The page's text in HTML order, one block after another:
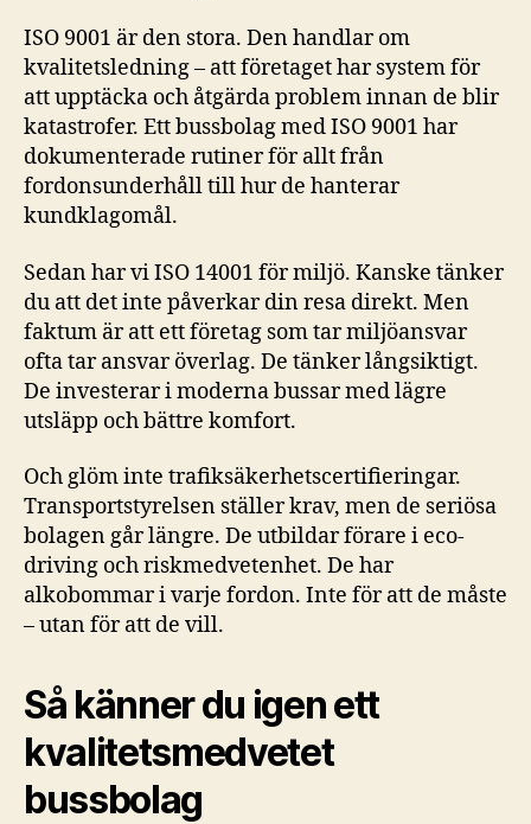
ISO 9001 är den stora. Den handlar om
kvalitetsledning – att företaget har system för
att upptäcka och åtgärda problem innan de blir
katastrofer. Ett bussbolag med ISO 9001 har
dokumenterade rutiner för allt från
fordonsunderhåll till hur de hanterar
kundklagomål.
Sedan har vi ISO 14001 för miljö. Kanske tänker
du att det inte påverkar din resa direkt. Men
faktum är att ett företag som tar miljöansvar
ofta tar ansvar överlag. De tänker långsiktigt.
De investerar i moderna bussar med lägre
utsläpp och bättre komfort.
Och glöm inte trafiksäkerhetscertifieringar.
Transportstyrelsen ställer krav, men de seriösa
bolagen går längre. De utbildar förare i eco-
driving och riskmedvetenhet. De har
alkobommar i varje fordon. Inte för att de måste
– utan för att de vill.
Så känner du igen ett
kvalitetsmedvetet
bussbolag